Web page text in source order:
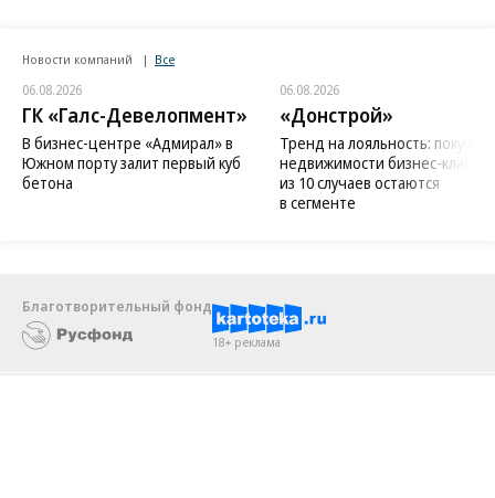
Новости компаний Все
06.08.2026
ГК «Галс-Девелопмент»
В бизнес-центре «Адмирал» в
Южном порту залит первый куб
бетона
06.08.2026
«Донстрой»
Тренд на лояльность:
недвижимости бизнес-класса
из 10 случаев остаются
в сегменте
Благотворительный фонд
18+ реклама